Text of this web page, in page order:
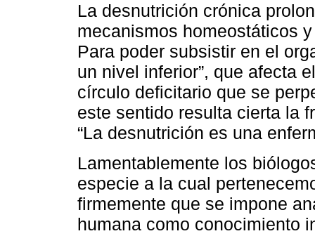
La desnutrición crónica
mecanismos homeostáticos
Para poder subsistir en el
un nivel inferior”, que afecta
círculo deficitario que se
este sentido resulta cierta la
“La desnutrición es una
Lamentablemente los
especie a la cual
firmemente que se impone
humana como conocimiento